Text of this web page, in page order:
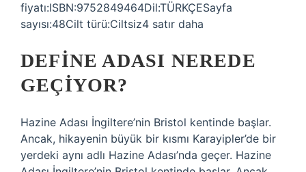
fiyatı:ISBN:9752849464Dil:TÜRKÇESayfa
sayısı:48Cilt türü:Ciltsiz4 satır daha
DEFINE ADASI NEREDE
GEÇIYOR?
Hazine Adası İngiltere’nin Bristol kentinde başlar.
Ancak, hikayenin büyük bir kısmı Karayipler’de bir
yerdeki aynı adlı Hazine Adası’nda geçer. Hazine